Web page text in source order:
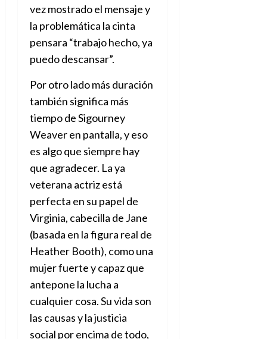
vez mostrado el mensaje y
la problemática la cinta
pensara “trabajo hecho, ya
puedo descansar”.
Por otro lado más duración
también significa más
tiempo de Sigourney
Weaver en pantalla, y eso
es algo que siempre hay
que agradecer. La ya
veterana actriz está
perfecta en su papel de
Virginia, cabecilla de Jane
(basada en la figura real de
Heather Booth), como una
mujer fuerte y capaz que
antepone la lucha a
cualquier cosa. Su vida son
las causas y la justicia
social por encima de todo,